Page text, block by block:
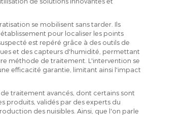
se mobilisent sans tarder. Ils
pour localiser les points
est repéré grâce à des outils de
et des capteurs d'humidité, permettant
méthode de traitement. L'intervention se
efficacité garantie, limitant ainsi l'impact
traitement avancés, dont certains sont
produits, validés par des experts du
des nuisibles. Ainsi, que l'on parle